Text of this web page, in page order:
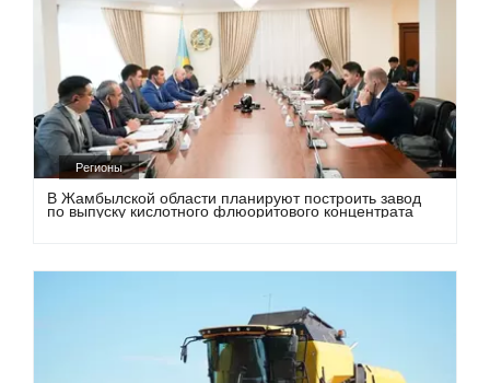
Регионы
В Жамбылской области планируют построить завод
по выпуску кислотного флюоритового концентрата